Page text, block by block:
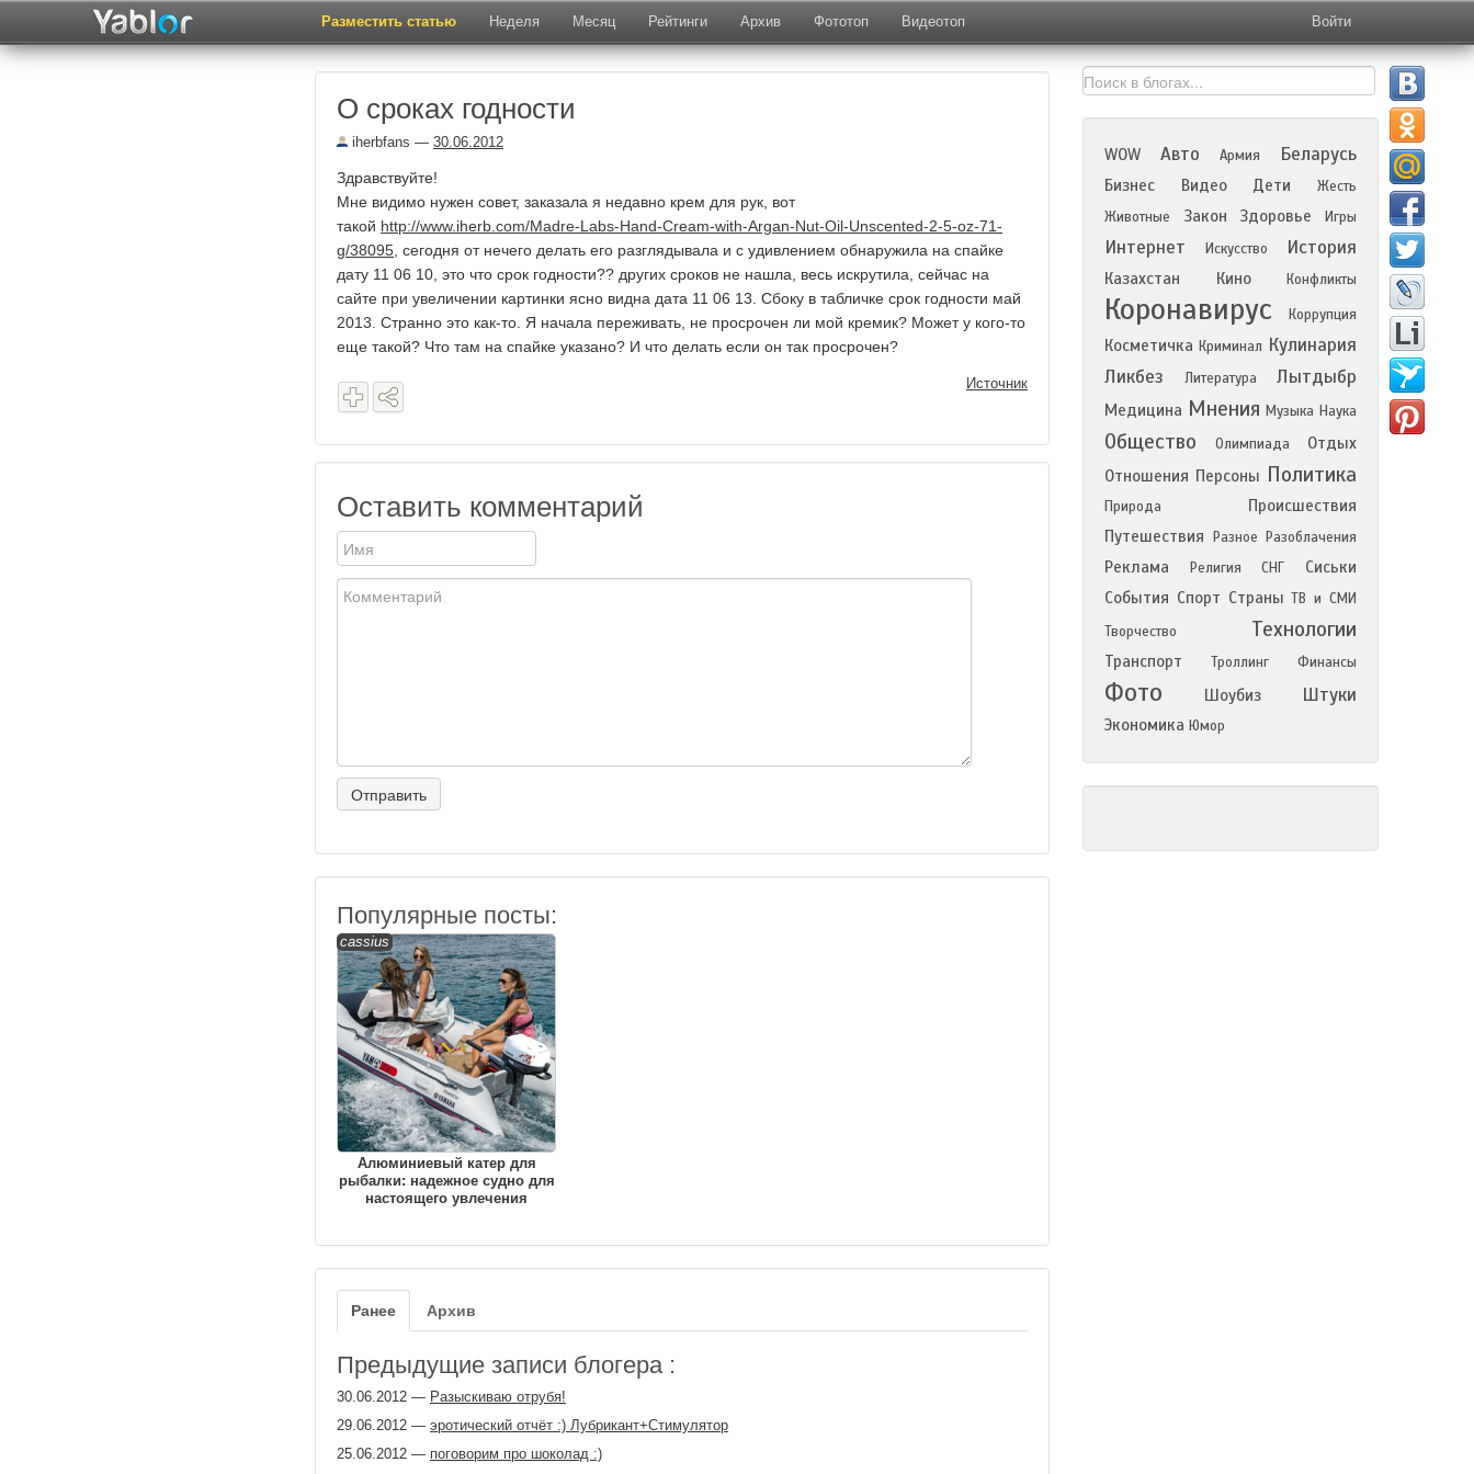
Разместить статью Неделя Месяц Рейтинги Архив Фототоп Видеотоп Войти
О сроках годности
iherbfans — 30.06.2012
Здравствуйте!
Мне видимо нужен совет, заказала я недавно крем для рук, вот
такой http://www.iherb.com/Madre-Labs-Hand-Cream-with-Argan-Nut-Oil-Unscented-2-5-oz-71-
g/38095 , сегодня от нечего делать его разглядывала и с удивлением обнаружила на спайке
дату 11 06 10, это что срок годности?? других сроков не нашла, весь искрутила, сейчас на
сайте при увеличении картинки ясно видна дата 11 06 13. Сбоку в табличке срок годности май
2013. Странно это как-то. Я начала переживать, не просрочен ли мой кремик? Может у кого-то
еще такой? Что там на спайке указано? И что делать если он так просрочен?
Источник
Оставить комментарий
Популярные посты:
cassius
Алюминиевый катер для
рыбалки: надежное судно для
настоящего увлечения
Ранее Архив
Предыдущие записи блогера :
30.06.2012 — Разыскиваю отрубя!
29.06.2012 — эротический отчёт :) Лубрикант+Стимулятор
25.06.2012 — поговорим про шоколад :)
WOW Авто Армия Беларусь
Бизнес Видео Дети
Жесть
Животные
Закон Здоровье Игры
Интернет Искусство История
Казахстан Кино Конфликты
Коронавирус Коррупция
Косметичка Криминал Кулинария
Ликбез
Литература Лытдыбр
Медицина Мнения Музыка Наука
Общество Олимпиада
Отдых
Отношения Персоны Политика
Природа
Происшествия
Путешествия
Разное Разоблачения
Реклама Религия СНГ
Сиськи
События Спорт Страны ТВ и СМИ
Творчество
Технологии
Транспорт Троллинг Финансы
Фото Шоубиз Штуки
Экономика Юмор